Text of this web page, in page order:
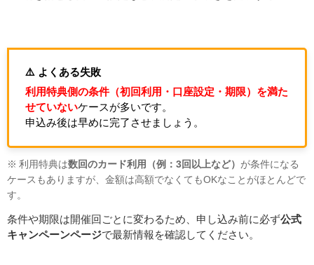
⚠️ よくある失敗
利用特典側の条件（初回利用・口座設定・期限）を満た
せていないケースが多いです。
申込み後は早めに完了させましょう。
※ 利用特典は数回のカード利用（例：3回以上など） が条件になる
ケースもありますが、金額は高額でなくてもOKなことがほとんどで
す。
条件や期限は開催回ごとに変わるため、申し込み前に必ず公式
キャンペーンページで最新情報を確認してください。